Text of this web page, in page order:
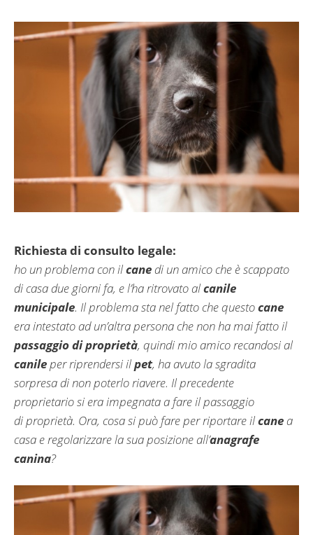
Richiesta di consulto legale:
ho un problema con ilcane di un amico che è scappato
di casa due giorni fa, e l’ha ritrovato alcanile
municipale. Il problema sta nel fatto che questocane
era intestato ad un’altra persona che non ha mai fatto il
passaggio di proprietà, quindi mio amico recandosi al
canileper riprendersi ilpet, ha avuto la sgradita
sorpresa di non poterlo riavere. Il precedente
proprietario si era impegnata a fare il passaggio
di proprietà. Ora, cosa si può fare per riportare ilcane a
casa e regolarizzare la sua posizione all’anagrafe
canina?